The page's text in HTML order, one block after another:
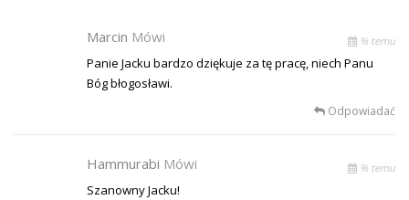
Marcin Mówi % temu
Panie Jacku bardzo dziękuje za tę pracę, niech Panu
Bóg błogosławi.
Odpowiadać
Hammurabi Mówi % temu
Szanowny Jacku!